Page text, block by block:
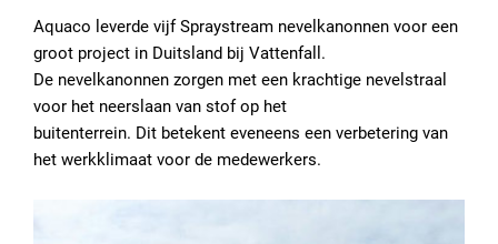
Aquaco leverde vijf Spraystream nevelkanonnen voor een
groot project in Duitsland bij Vattenfall.
De nevelkanonnen zorgen met een krachtige nevelstraal
voor het neerslaan van stof op het
buitenterrein. Dit betekent eveneens een verbetering van
het werkklimaat voor de medewerkers.